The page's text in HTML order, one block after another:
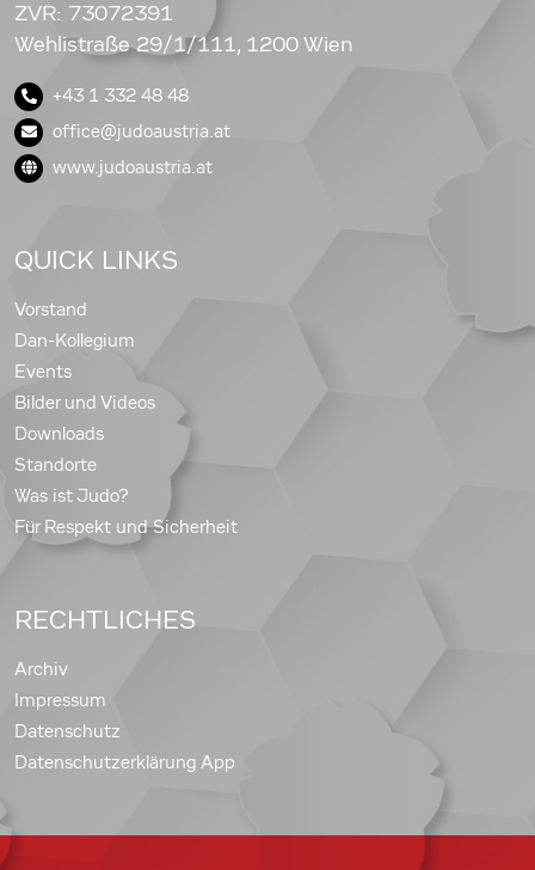
ZVR: 73072391
Wehlistraße 29/1/111, 1200 Wien
+43 1 332 48 48
office@judoaustria.at
www.judoaustria.at
QUICK LINKS
Vorstand
Dan-Kollegium
Events
Bilder und Videos
Downloads
Standorte
Was ist Judo?
Für Respekt und Sicherheit
RECHTLICHES
Archiv
Impressum
Datenschutz
Datenschutzerklärung App